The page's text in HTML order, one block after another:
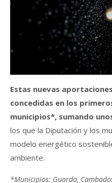
Estas nuevas
concedidas en los
municipios*, sumando
los que la Diputación y los
modelo energético
ambiente.
*Municipios: Guarda,